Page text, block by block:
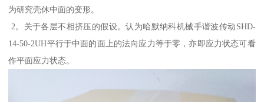
为研究壳休中面的变形。
2。关于各层不相挤压的假设。认为哈默纳科机械手谐波传动SHD-
14-50-2UH平行于中面的面上的法向应力等于零，亦即应力状态可看
作平面应力状态。